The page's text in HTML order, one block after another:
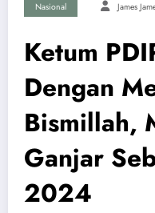
Nasional James
Ketum
Dengan
Bismillah,
Ganjar
2024